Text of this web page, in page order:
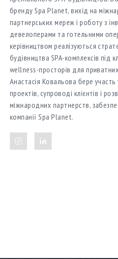
бренду Spa Planet, вихід на
партнерських мереж і роботу з
девелоперами та готельними
керівництвом реалізуються
будівництва SPA-комплексів під
wellness-просторів для
Анастасія Ковальова бере участь
проектів, супроводі клієнтів і
міжнародних партнерств,
компанії Spa Planet.